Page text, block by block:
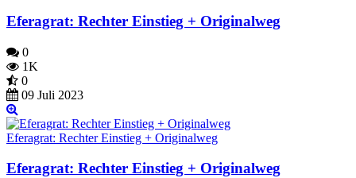
Eferagrat: Rechter Einstieg + Originalweg
0
1K
0
09 Juli 2023
Eferagrat: Rechter Einstieg + Originalweg
Eferagrat: Rechter Einstieg + Originalweg